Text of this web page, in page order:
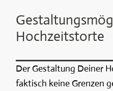
Hochzeitstorte
Der Gestaltung Deiner
faktisch keine Grenzen